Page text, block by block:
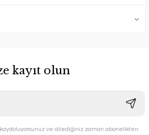
kayıt olun
kaydoluyorsunuz ve dilediğiniz zaman abonelikten